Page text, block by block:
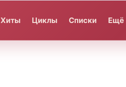
Хиты Циклы Списки Ещё